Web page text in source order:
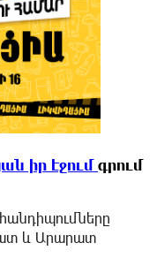
իր էջում գրում
և Արարատ